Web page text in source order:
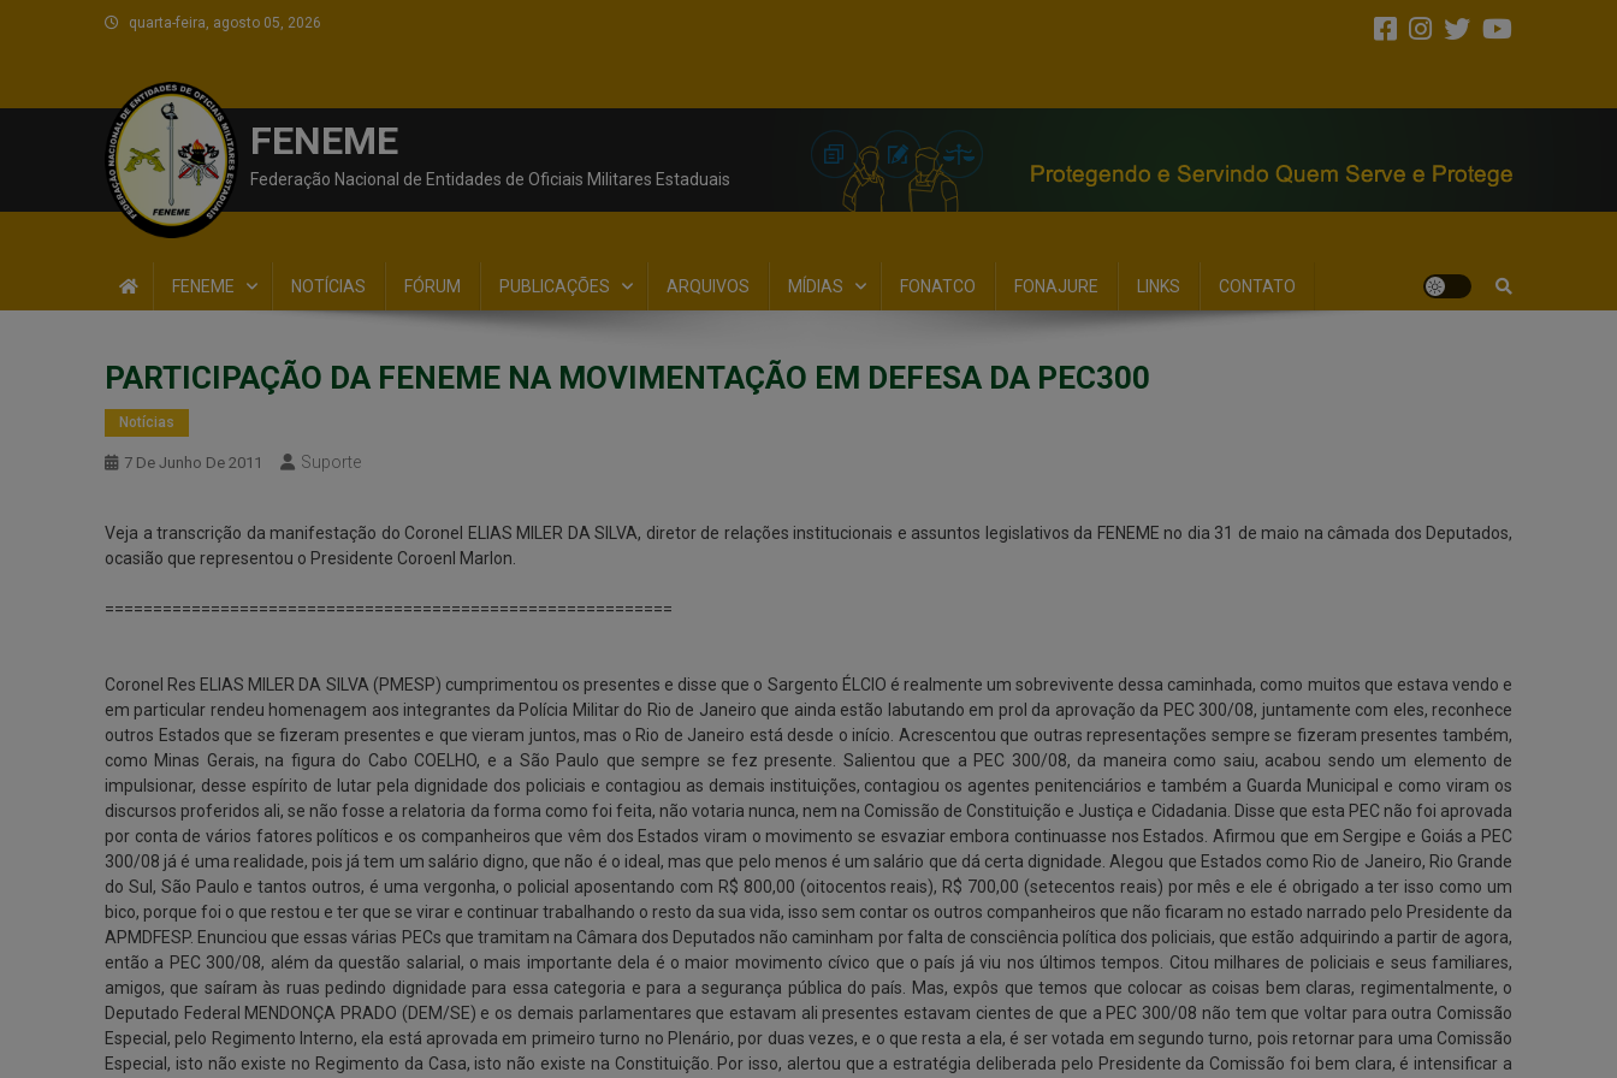
quarta-feira, agosto 05, 2026
FENEME
Federação Nacional de Entidades de Oficiais Militares Estaduais
FENEME NOTÍCIAS FÓRUM PUBLICAÇÕES ARQUIVOS MÍDIAS FONATCO FONAJURE LINKS CONTATO
PARTICIPAÇÃO DA FENEME NA MOVIMENTAÇÃO EM DEFESA DA PEC300
Notícias
7 De Junho De 2011 Suporte
Veja a transcrição da manifestação do Coronel ELIAS MILER DA SILVA, diretor de relações institucionais e assuntos legislativos da FENEME no dia 31 de maio na câmada dos Deputados,
ocasião que representou o Presidente Coroenl Marlon.
===========================================================
Coronel Res ELIAS MILER DA SILVA (PMESP) cumprimentou os presentes e disse que o Sargento ÉLCIO é realmente um sobrevivente dessa caminhada, como muitos que estava vendo e
em particular rendeu homenagem aos integrantes da Polícia Militar do Rio de Janeiro que ainda estão labutando em prol da aprovação da PEC 300/08, juntamente com eles, reconhece
outros Estados que se fizeram presentes e que vieram juntos, mas o Rio de Janeiro está desde o início. Acrescentou que outras representações sempre se fizeram presentes também,
como Minas Gerais, na figura do Cabo COELHO, e a São Paulo que sempre se fez presente. Salientou que a PEC 300/08, da maneira como saiu, acabou sendo um elemento de
impulsionar, desse espírito de lutar pela dignidade dos policiais e contagiou as demais instituições, contagiou os agentes penitenciários e também a Guarda Municipal e como viram os
discursos proferidos ali, se não fosse a relatoria da forma como foi feita, não votaria nunca, nem na Comissão de Constituição e Justiça e Cidadania. Disse que esta PEC não foi aprovada
por conta de vários fatores políticos e os companheiros que vêm dos Estados viram o movimento se esvaziar embora continuasse nos Estados. Afirmou que em Sergipe e Goiás a PEC
300/08 já é uma realidade, pois já tem um salário digno, que não é o ideal, mas que pelo menos é um salário que dá certa dignidade. Alegou que Estados como Rio de Janeiro, Rio Grande
do Sul, São Paulo e tantos outros, é uma vergonha, o policial aposentando com R$ 800,00 (oitocentos reais), R$ 700,00 (setecentos reais) por mês e ele é obrigado a ter isso como um
bico, porque foi o que restou e ter que se virar e continuar trabalhando o resto da sua vida, isso sem contar os outros companheiros que não ficaram no estado narrado pelo Presidente da
APMDFESP. Enunciou que essas várias PECs que tramitam na Câmara dos Deputados não caminham por falta de consciência política dos policiais, que estão adquirindo a partir de agora,
então a PEC 300/08, além da questão salarial, o mais importante dela é o maior movimento cívico que o país já viu nos últimos tempos. Citou milhares de policiais e seus familiares,
amigos, que saíram às ruas pedindo dignidade para essa categoria e para a segurança pública do país. Mas, expôs que temos que colocar as coisas bem claras, regimentalmente, o
Deputado Federal MENDONÇA PRADO (DEM/SE) e os demais parlamentares que estavam ali presentes estavam cientes de que a PEC 300/08 não tem que voltar para outra Comissão
Especial, pelo Regimento Interno, ela está aprovada em primeiro turno no Plenário, por duas vezes, e o que resta a ela, é ser votada em segundo turno, pois retornar para uma Comissão
Especial, isto não existe no Regimento da Casa, isto não existe na Constituição. Por isso, alertou que a estratégia deliberada pelo Presidente da Comissão foi bem clara, é intensificar a